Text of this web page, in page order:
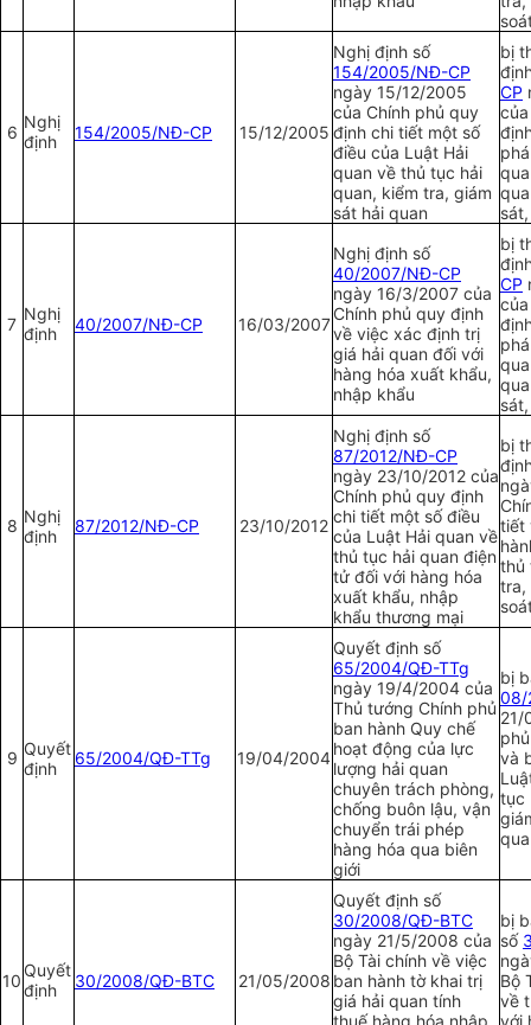
6
Nghị
định
154/2005/NĐ-CP 15/12/2005
Nghị định số
154/2005/NĐ-CP
ngày 15/12/2005
của Chính phủ quy
định chi tiết một số
điều của Luật Hải
quan về thủ tục hải
quan, kiểm tra, giám
sát hải quan
bị
CP
7
Nghị
định
40/2007/NĐ-CP 16/03/2007
Nghị định số
40/2007/NĐ-CP
ngày 16/3/2007 của
Chính phủ quy định
về việc xác định trị
giá hải quan đối với
hàng hóa xuất khẩu,
nhập khẩu
bị
CP
8 Nghị
định
87/2012/NĐ-CP 23/10/2012
Nghị định số
87/2012/NĐ-CP
ngày 23/10/2012 của
Chính phủ quy định
chi tiết một số điều
của Luật Hải quan về
thủ tục hải quan điện
tử đối với hàng hóa
xuất khẩu, nhập
khẩu thương mại
bị
tiết
thủ
tra,
9 Quyết
định
65/2004/QĐ-TTg 19/04/2004
Quyết định số
65/2004/QĐ-TTg
ngày 19/4/2004 của
Thủ tướng Chính phủ
ban hành Quy chế
hoạt động của lực
lượng hải quan
chuyên trách phòng,
chống buôn lậu, vận
chuyển trái phép
hàng hóa qua biên
giới
bị
08/
21/
và
tục
10
Quyết
định
30/2008/QĐ-BTC 21/05/2008
Quyết định số
30/2008/QĐ-BTC
ngày 21/5/2008 của
Bộ Tài chính về việc
ban hành tờ khai trị
giá hải quan tính
thuế hàng hóa nhập
bị
số
Bộ
về
với